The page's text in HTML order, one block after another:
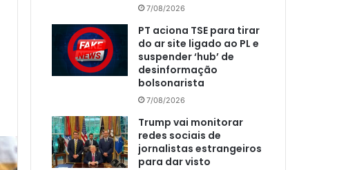
7/08/2026
PT aciona TSE para tirar
do ar site ligado ao PL e
suspender ‘hub’ de
desinformação
bolsonarista
7/08/2026
Trump vai monitorar
redes sociais de
jornalistas estrangeiros
para dar visto